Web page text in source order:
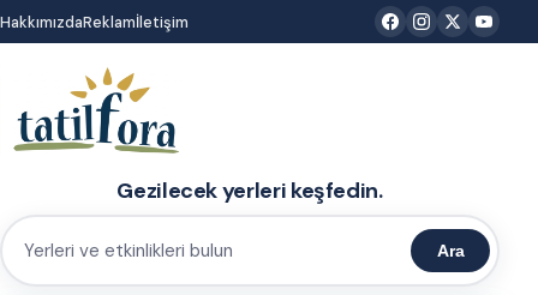
İçeriğe
atla
HakkımızdaReklamİletişim
Gezilecek yerleri keşfedin.
Yerleri
Ara